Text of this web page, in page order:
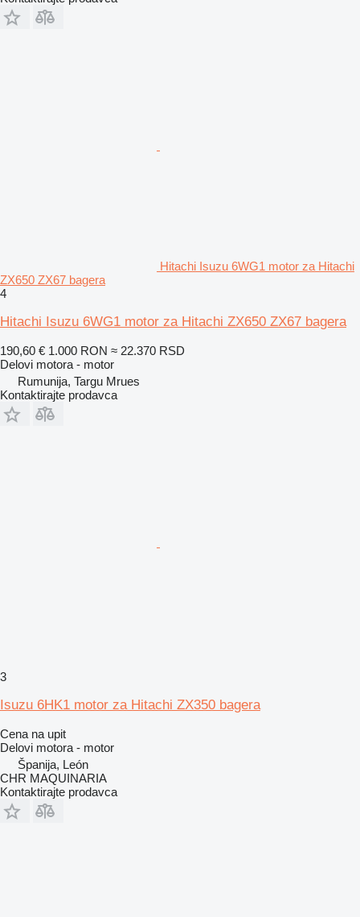
Hitachi Isuzu 6WG1 motor za Hitachi
ZX650 ZX67 bagera
4
Hitachi Isuzu 6WG1 motor za Hitachi ZX650 ZX67 bagera
190,60 € 1.000 RON ≈ 22.370 RSD
Delovi motora - motor
Rumunija, Targu Mrues
Kontaktirajte prodavca
3
Isuzu 6HK1 motor za Hitachi ZX350 bagera
Cena na upit
Delovi motora - motor
Španija, León
CHR MAQUINARIA
Kontaktirajte prodavca